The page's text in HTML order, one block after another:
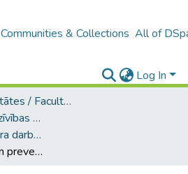
Communities & Collections All of
Log In
B4 – LU fakultātes / Faculties of the UL
A -- Medicīnas un dzīvības zinātņu fakultāte / Faculty of Medicine and Life Sciences
Bakalaura un maģistra darbi (MDZF) / Bachelor's and Master's theses
Ergonomiskie riski un preventīvie pasākumi frizieru darbā